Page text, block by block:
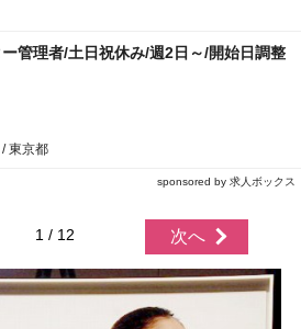
管理者/土日祝休み/週2日～/開始日調整
東京都
sponsored by 求人ボックス
1 / 12 次へ